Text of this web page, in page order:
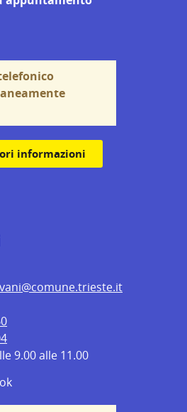
informazioni
9.00 alle 11.00